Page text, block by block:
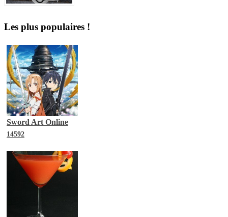
Les plus populaires !
Sword Art Online
14592